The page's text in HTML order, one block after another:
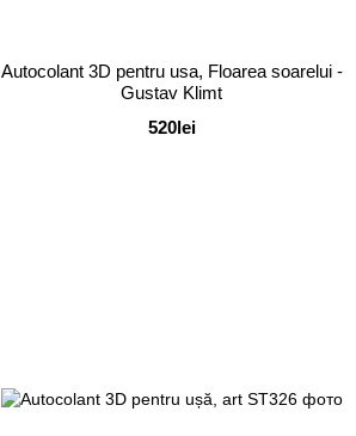
Autocolant 3D pentru usa, Floarea soarelui -
Gustav Klimt
520lei